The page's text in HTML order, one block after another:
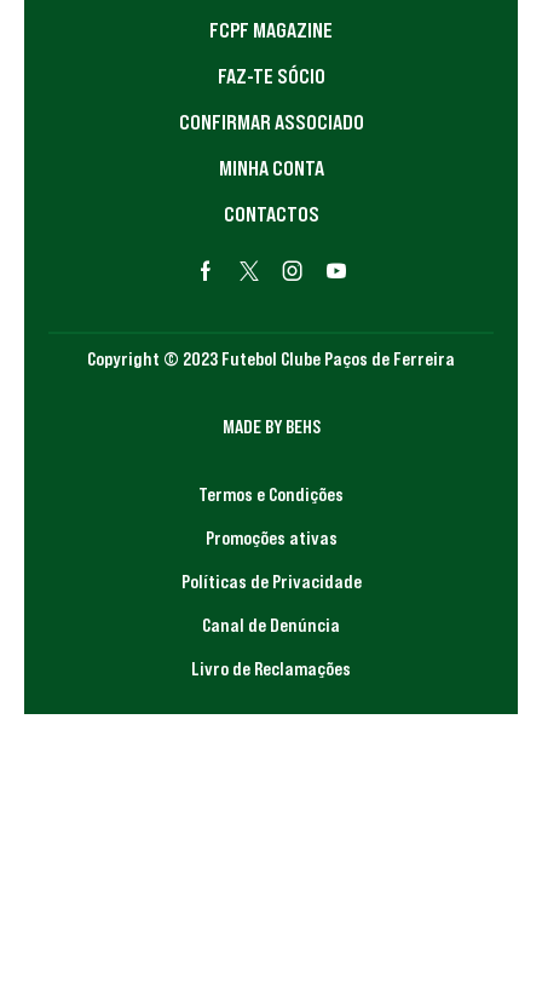
FCPF MAGAZINE
FAZ-TE SÓCIO
CONFIRMAR ASSOCIADO
MINHA CONTA
CONTACTOS
Copyright © 2023 Futebol Clube Paços de Ferreira
MADE BY BEHS
Termos e Condições
Promoções ativas
Políticas de Privacidade
Canal de Denúncia
Livro de Reclamações